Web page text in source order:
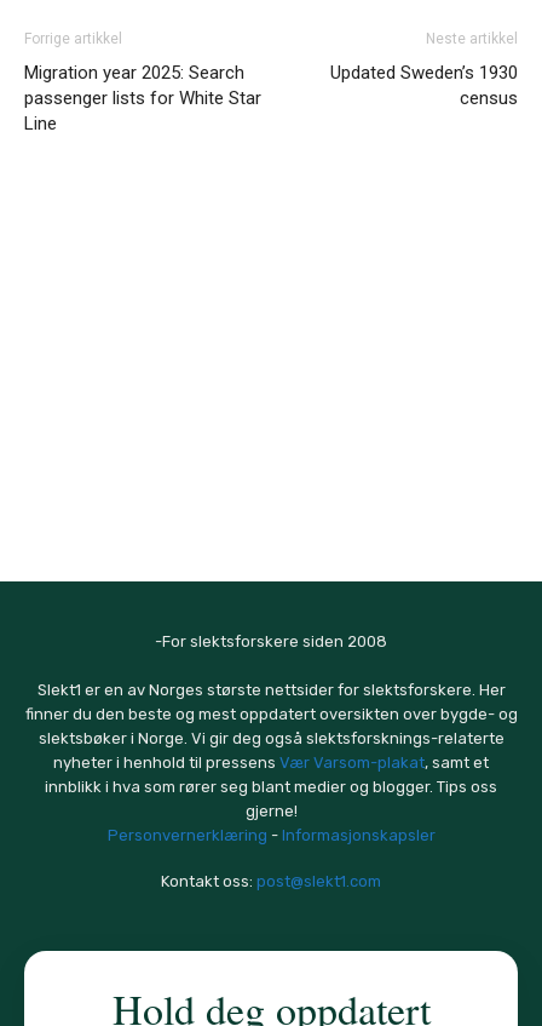
Forrige artikkel
Migration year 2025: Search
passenger lists for White Star
Line
Neste artikkel
Updated Sweden’s 1930
census
-For slektsforskere siden 2008
Slekt1 er en av Norges største nettsider for slektsforskere. Her
finner du den beste og mest oppdatert oversikten over bygde- og
slektsbøker i Norge. Vi gir deg også slektsforsknings-relaterte
nyheter i henhold til pressens Vær Varsom-plakat, samt et
innblikk i hva som rører seg blant medier og blogger. Tips oss
gjerne!
Personvernerklæring - Informasjonskapsler
Kontakt oss: post@slekt1.com
Hold deg oppdatert